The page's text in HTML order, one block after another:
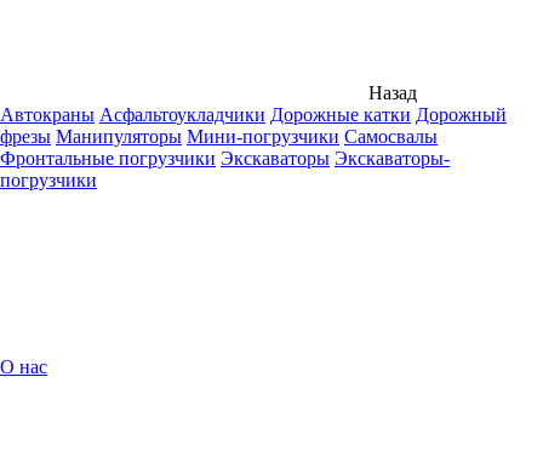
Назад
Автокраны Асфальтоукладчики Дорожные катки Дорожный
фрезы Манипуляторы Мини-погрузчики Самосвалы
Фронтальные погрузчики Экскаваторы Экскаваторы-
погрузчики
О нас